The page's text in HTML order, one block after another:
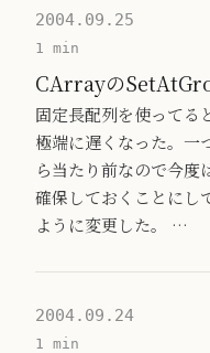
2004.09.25
1 min
CArrayの
固定長配列を使って
極端に遅くなった。一
ら当たり前なので今
確保しておくことに
ように変更した。 …
2004.09.24
1 min